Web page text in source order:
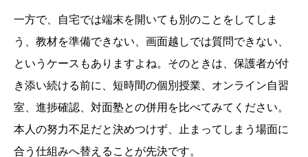
一方で、自宅では端末を開いても別のことをしてしま
う、教材を準備できない、画面越しでは質問できない、
というケースもありますよね。そのときは、保護者が付
き添い続ける前に、短時間の個別授業、オンライン自習
室、進捗確認、対面塾との併用を比べてみてください。
本人の努力不足だと決めつけず、止まってしまう場面に
合う仕組みへ替えることが先決です。